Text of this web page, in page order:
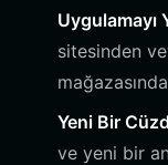
Uygulamayı
sitesinden
Yeni Bir
ve yeni bir